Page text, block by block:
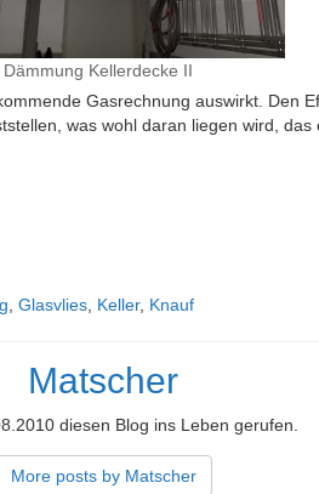
Kellerdecke II
Gasrechnung auswirkt. Den
was wohl daran liegen wird, das
Glasvlies Keller, Knauf
Matscher
diesen Blog ins Leben gerufen.
More posts by Matscher